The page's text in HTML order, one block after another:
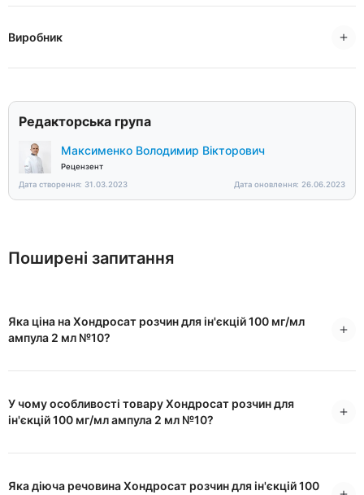
Виробник
Редакторська група
Максименко Володимир Вікторович
Рецензент
Дата створення: 31.03.2023
Дата оновлення: 26.06.2023
Поширені запитання
Яка ціна на Хондросат розчин для ін'єкцій 100 мг/мл
ампула 2 мл №10?
У чому особливості товару Хондросат розчин для
ін'єкцій 100 мг/мл ампула 2 мл №10?
Яка діюча речовина Хондросат розчин для ін'єкцій 100